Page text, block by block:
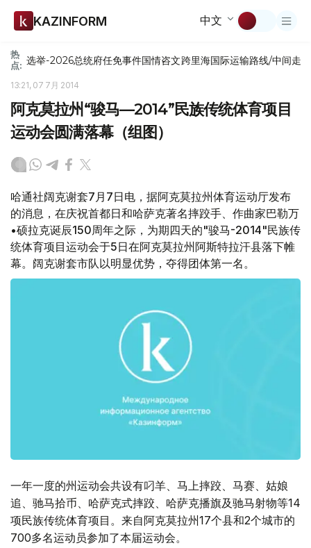
KAZINFORM 中文
热
点: 选举-2026总统府任免事件国情咨文跨里海国际运输路线/中间走廊
13:21, 07 7月 2014
阿克莫拉州“骏马—2014”民族传统体育项目
运动会圆满落幕（组图）
哈通社阔克谢套7月7日电，据阿克莫拉州体育运动厅发布
的消息，在庆祝首都日和哈萨克著名摔跤手、作曲家巴勒万
•硕拉克诞辰150周年之际，为期四天的"骏马-2014"民族传
统体育项目运动会于5日在阿克莫拉州阿斯特拉汗县落下帷
幕。阔克谢套市队以明显优势，夺得团体第一名。
一年一度的州运动会共设有叼羊、马上摔跤、马赛、姑娘
追、驰马拾币、哈萨克式摔跤、哈萨克播旗及驰马射物等14
项民族传统体育项目。来自阿克莫拉州17个县和2个城市的
700多名运动员参加了本届运动会。